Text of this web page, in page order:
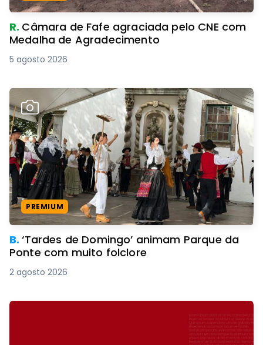
R. Câmara de Fafe agraciada pelo CNE com
Medalha de Agradecimento
5 agosto 2026
PREMIUM
B.‘Tardes de Domingo’ animam Parque da
Ponte com muito folclore
2 agosto 2026